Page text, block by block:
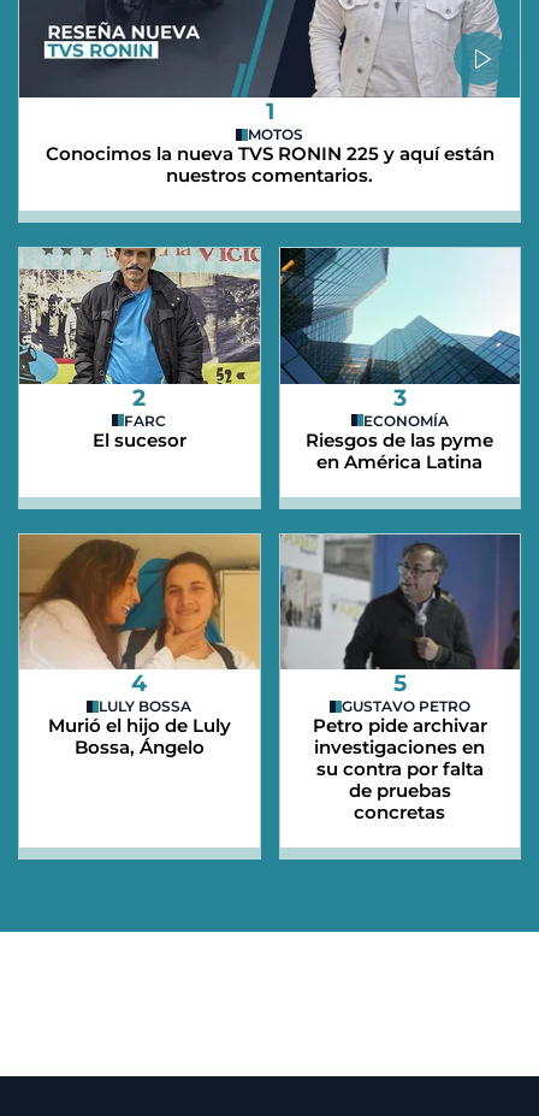
1
MOTOS
Conocimos la nueva TVS RONIN 225 y aquí están
nuestros comentarios.
2
FARC
El sucesor
3
ECONOMÍA
Riesgos de las pyme
en América Latina
4
LULY BOSSA
Murió el hijo de Luly
Bossa, Ángelo
5
GUSTAVO PETRO
Petro pide archivar
investigaciones en
su contra por falta
de pruebas
concretas